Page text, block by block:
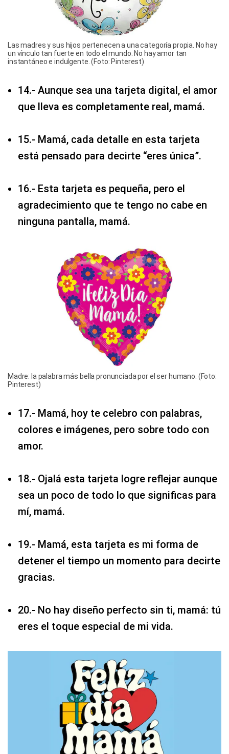
Las madres y sus hijos pertenecen a una categoría propia. No hay
un vínculo tan fuerte en todo el mundo. No hay amor tan
instantáneo e indulgente. (Foto: Pinterest)
14.- Aunque sea una tarjeta digital, el amor
que lleva es completamente real, mamá.
15.- Mamá, cada detalle en esta tarjeta
está pensado para decirte “eres única”.
16.- Esta tarjeta es pequeña, pero el
agradecimiento que te tengo no cabe en
ninguna pantalla, mamá.
Madre: la palabra más bella pronunciada por el ser humano. (Foto:
Pinterest)
17.- Mamá, hoy te celebro con palabras,
colores e imágenes, pero sobre todo con
amor.
18.- Ojalá esta tarjeta logre reflejar aunque
sea un poco de todo lo que significas para
mí, mamá.
19.- Mamá, esta tarjeta es mi forma de
detener el tiempo un momento para decirte
gracias.
20.- No hay diseño perfecto sin ti, mamá: tú
eres el toque especial de mi vida.